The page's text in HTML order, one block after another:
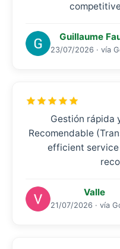
Guillaume
23/07/2026 · vía
Gestión rápida
Recomendable
efficient service
Valle
21/07/2026 · vía